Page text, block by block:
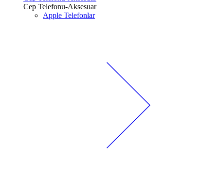
Cep Telefonu-Aksesuar
Apple Telefonlar